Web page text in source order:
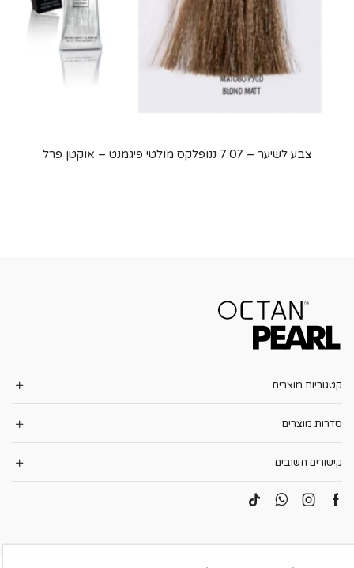
צבע לשיער – 7.07 ננופלקס מולטי פיגמנט – אוקטן פרל
קטגוריות מוצרים
סדרות מוצרים
קישורים חשובים